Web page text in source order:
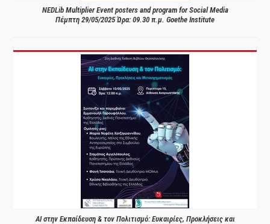
NEDLib Multiplier Event posters and program for Social Media
Πέμπτη 29/05/2025 Ώρα: 09.30 π.μ. Goethe Institute
AI στην Εκπαίδευση & τον Πολιτισμό: Ευκαιρίες, Προκλήσεις και